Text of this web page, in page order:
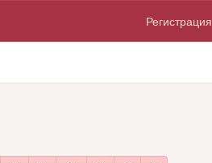
Регистрация